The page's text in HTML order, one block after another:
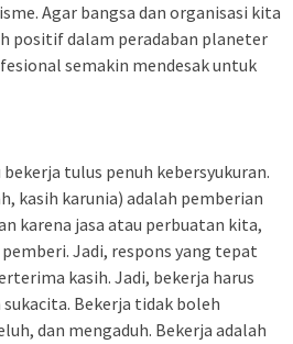
Agar bangsa dan organisasi kita
positif dalam peradaban planeter
semakin mendesak untuk
tulus penuh kebersyukuran.
kasih karunia) adalah pemberian
karena jasa atau perbuatan kita,
Jadi, respons yang tepat
kasih. Jadi, bekerja harus
Bekerja tidak boleh
dan mengaduh. Bekerja adalah